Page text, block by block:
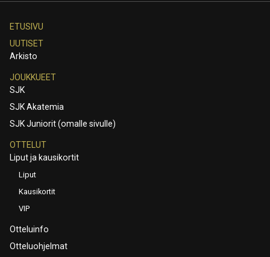
ETUSIVU
UUTISET
Arkisto
JOUKKUEET
SJK
SJK Akatemia
SJK Juniorit (omalle sivulle)
OTTELUT
Liput ja kausikortit
Liput
Kausikortit
VIP
Otteluinfo
Otteluohjelmat